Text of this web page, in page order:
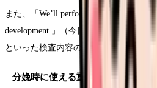
また、「We’ll perform an ultrasound
development.」（今日は超音波検査で
といった検査内容の説明も欠かせません
分娩時に使える重要英語表現